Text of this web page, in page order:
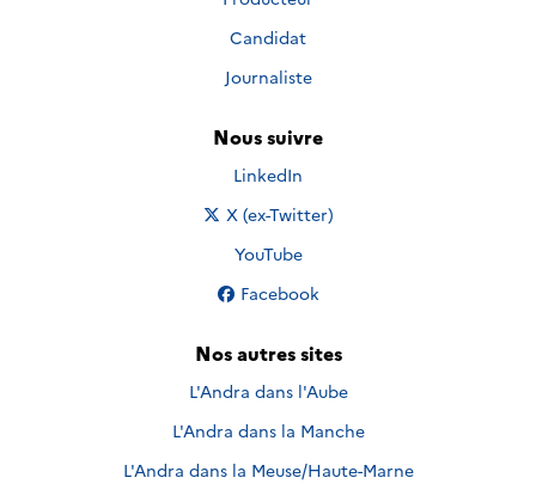
Candidat
Journaliste
Nous suivre
Nous suivre sur
LinkedIn
Nous suivre sur
X (ex-Twitter)
Nous suivre sur
YouTube
Nous suivre sur
Facebook
Nos autres sites
L'Andra dans l'Aube
L'Andra dans la Manche
L'Andra dans la Meuse/Haute-Marne